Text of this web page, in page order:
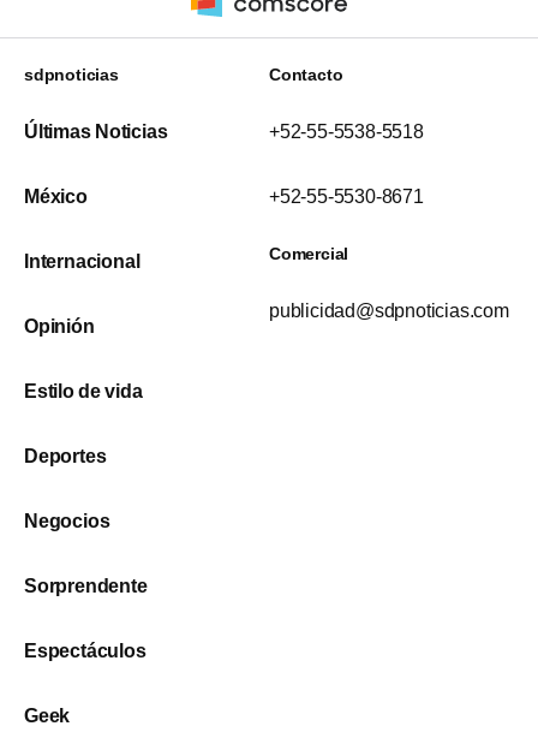
sdpnoticias
Últimas Noticias
México
Internacional
Opinión
Estilo de vida
Deportes
Negocios
Sorprendente
Espectáculos
Geek
Contacto
+52-55-5538-5518
+52-55-5530-8671
Comercial
publicidad@sdpnoticias.com